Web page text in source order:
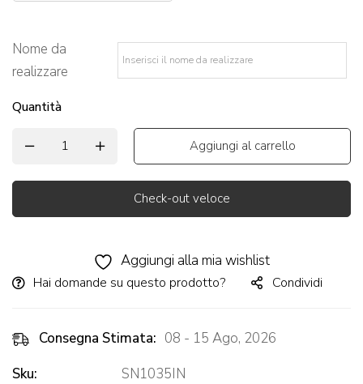
Nome da
realizzare
Quantità
Aggiungi al carrello
Check-out veloce
Aggiungi alla mia wishlist
Hai domande su questo prodotto? Condividi
Consegna Stimata: 08 - 15 Ago, 2026
Sku:
SN1035IN